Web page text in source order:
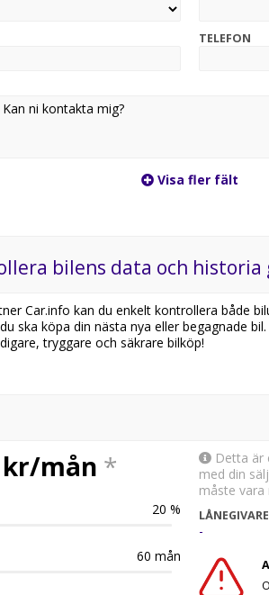
samt att vi kan finansiera ditt köp!
Bil för visning och provkörning
TELEFON
Visa fler fält
bilens data och historia
Car.info kan du enkelt kontrollera både
ska köpa din nästa nya eller begagnade
tryggare och säkrare bilköp!
kr/mån *
20 %
60 mån
Detta är
med din
måste vara
LÅNEGIVARE
-